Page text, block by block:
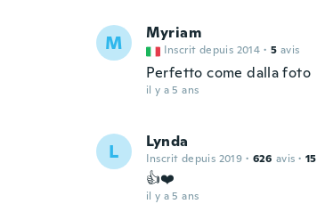
M Myriam
Inscrit depuis 2014 · 5 avis
Perfetto come dalla foto
il y a 5 ans
L Lynda
Inscrit depuis 2019 · 626 avis · 15
👍❤️
il y a 5 ans